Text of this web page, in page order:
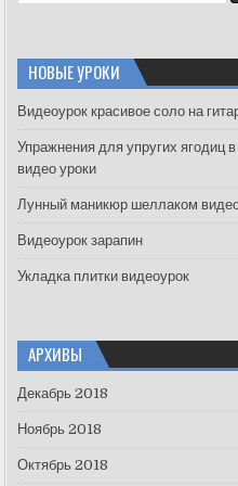
h
f
r
:
НОВЫЕ УРОКИ
Видеоурок красивое соло на
Упражнения для упругих
видео уроки
Лунный маникюр шеллаком
Видеоурок зарапин
Укладка плитки видеоурок
АРХИВЫ
Декабрь 2018
Ноябрь 2018
Октябрь 2018